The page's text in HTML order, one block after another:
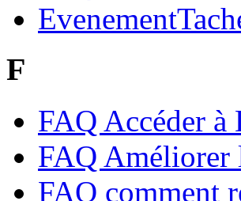
F
FAQ Accéder à
FAQ Améliorer
FAQ comment